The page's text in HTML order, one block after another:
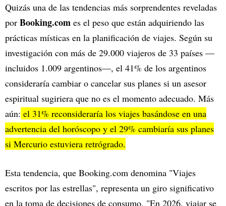
Quizás una de las tendencias más sorprendentes reveladas
por Booking.com es el peso que están adquiriendo las
prácticas místicas en la planificación de viajes. Según su
investigación con más de 29.000 viajeros de 33 países —
incluidos 1.009 argentinos—, el 41% de los argentinos
consideraría cambiar o cancelar sus planes si un asesor
espiritual sugiriera que no es el momento adecuado. Más
aún: el 31% reconsideraría los viajes basándose en una
advertencia del horóscopo y el 29% cambiaría sus planes
si Mercurio estuviera retrógrado.
Esta tendencia, que Booking.com denomina "Viajes
escritos por las estrellas", representa un giro significativo
en la toma de decisiones de consumo. "En 2026, viajar se